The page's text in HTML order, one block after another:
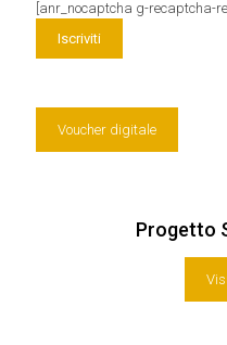
[anr_nocaptcha g-recaptcha-
Voucher digitale
Progetto